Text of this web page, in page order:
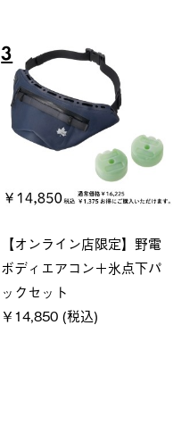
3
【オンライン店限定】野電
ボディエアコン＋氷点下パ
ックセット
￥14,850 (税込)